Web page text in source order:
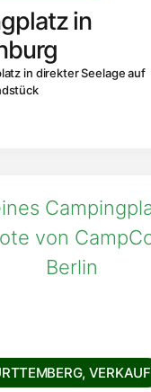
in
in direkter Seelage auf
, VERKAUF